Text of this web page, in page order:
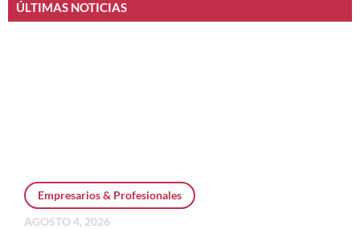
ÚLTIMAS NOTICIAS
Empresarios & Profesionales
AGOSTO 4, 2026